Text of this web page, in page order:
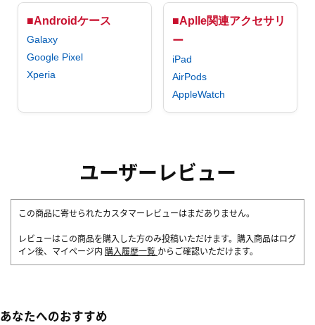
■Androidケース
Galaxy
Google Pixel
Xperia
■Aplle関連アクセサリ
ー
iPad
AirPods
AppleWatch
ユーザーレビュー
この商品に寄せられたカスタマーレビューはまだありません。
レビューはこの商品を購入した方のみ投稿いただけます。購入商品はログ
イン後、マイページ内 購入履歴一覧 からご確認いただけます。
あなたへのおすすめ